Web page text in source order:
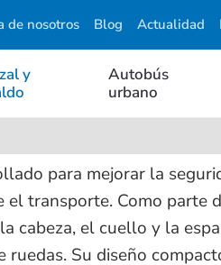
de nosotros Blog Actualidad
y
Autobús
urbano
respaldo
para mejorar la
transporte. Como parte
cabeza, el cuello y la
Su diseño